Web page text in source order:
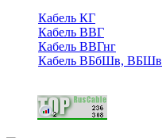
Кабель КГ
Кабель ВВГ
Кабель ВВГнг
Кабель ВБбШв, ВБШв